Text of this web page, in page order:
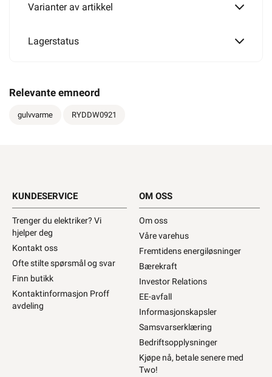
510W
575W
880W
930W
Varianter av artikkel
Lagerstatus
Relevante emneord
gulvvarme RYDDW0921
KUNDESERVICE
Trenger du elektriker? Vi
hjelper deg
Kontakt oss
Ofte stilte spørsmål og svar
Finn butikk
Kontaktinformasjon Proff
avdeling
OM OSS
Om oss
Våre varehus
Fremtidens energiløsninger
Bærekraft
Investor Relations
EE-avfall
Informasjonskapsler
Samsvarserklæring
Bedriftsopplysninger
Kjøpe nå, betale senere med
Two!